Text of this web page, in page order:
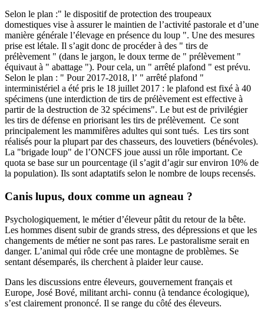
Selon le plan :" le dispositif de protection des troupeaux
domestiques vise à assurer le maintien de l’activité pastorale et d’une
manière générale l’élevage en présence du loup ". Une des mesures
prise est létale. Il s’agit donc de procéder à des " tirs de
prélèvement " (dans le jargon, le doux terme de " prélèvement "
équivaut à " abattage "). Pour cela, un " arrêté plafond " est prévu.
Selon le plan : " Pour 2017-2018, l’ " arrêté plafond "
interministériel a été pris le 18 juillet 2017 : le plafond est fixé à 40
spécimens (une interdiction de tirs de prélèvement est effective à
partir de la destruction de 32 spécimens". Le but est de privilégier
les tirs de défense en priorisant les tirs de prélèvement. Ce sont
principalement les mammifères adultes qui sont tués. Les tirs sont
réalisés pour la plupart par des chasseurs, des louvetiers (bénévoles).
La "brigade loup" de l’ONCFS joue aussi un rôle important. Ce
quota se base sur un pourcentage (il s’agit d’agir sur environ 10% de
la population). Ils sont adaptatifs selon le nombre de loups recensés.
Canis lupus, doux comme un agneau ?
Psychologiquement, le métier d’éleveur pâtit du retour de la bête.
Les hommes disent subir de grands stress, des dépressions et que les
changements de métier ne sont pas rares. Le pastoralisme serait en
danger. L’animal qui rôde crée une montagne de problèmes. Se
sentant désemparés, ils cherchent à plaider leur cause.
Dans les discussions entre éleveurs, gouvernement français et
Europe, José Bové, militant archi- connu (à tendance écologique),
s’est clairement prononcé. Il se range du côté des éleveurs.